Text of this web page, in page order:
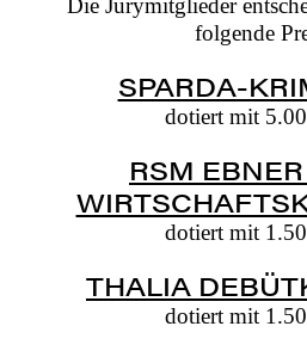
Die Jurymitglieder
folgende
SPARDA-
dotiert mit
RSM
dotiert mit
THALIA
dotiert mit